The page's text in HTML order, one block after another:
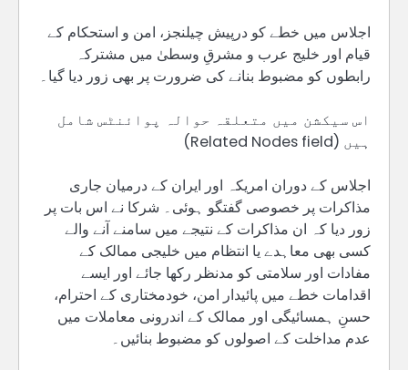
اجلاس میں خطے کو درپیش چیلنجز، امن و استحکام کے
قیام اور خلیج عرب و مشرقِ وسطیٰ میں مشترکہ
رابطوں کو مضبوط بنانے کی ضرورت پر بھی زور دیا گیا۔
اس سیکشن میں متعلقہ حوالہ پوائنٹس شامل
ہیں (Related Nodes field)
اجلاس کے دوران امریکہ اور ایران کے درمیان جاری
مذاکرات پر خصوصی گفتگو ہوئی۔ شرکا نے اس بات پر
زور دیا کہ ان مذاکرات کے نتیجے میں سامنے آنے والے
کسی بھی معاہدے یا انتظام میں خلیجی ممالک کے
مفادات اور سلامتی کو مدنظر رکھا جائے اور ایسے
اقدامات خطے میں پائیدار امن، خودمختاری کے احترام،
حسنِ ہمسائیگی اور ممالک کے اندرونی معاملات میں
عدم مداخلت کے اصولوں کو مضبوط بنائیں۔